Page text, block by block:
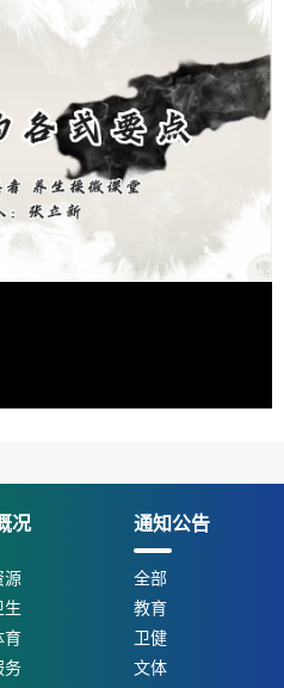
况
源
生
育
务
通知公告
全部
教育
卫健
文体